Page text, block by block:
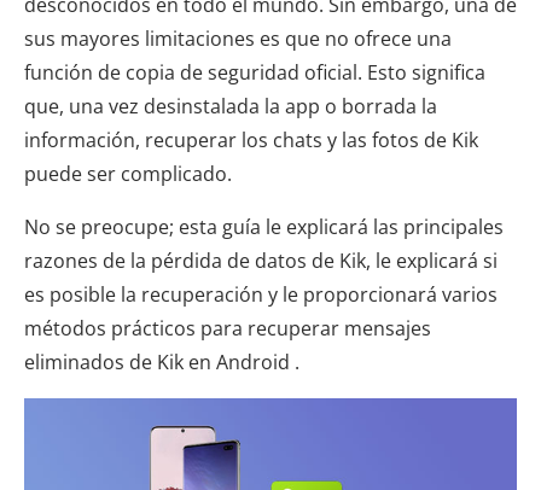
sus mayores limitaciones es que no ofrece una
función de copia de seguridad oficial. Esto significa
que, una vez desinstalada la app o borrada la
información, recuperar los chats y las fotos de Kik
puede ser complicado.
No se preocupe; esta guía le explicará las principales
razones de la pérdida de datos de Kik, le explicará si
es posible la recuperación y le proporcionará varios
métodos prácticos para recuperar mensajes
eliminados de Kik en Android .